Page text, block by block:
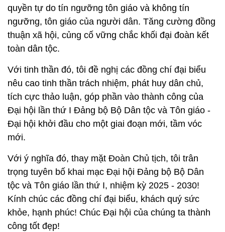
quyền tự do tín ngưỡng tôn giáo và không tín
ngưỡng, tôn giáo của người dân. Tăng cường đồng
thuận xã hội, củng cố vững chắc khối đại đoàn kết
toàn dân tộc.
Với tinh thần đó, tôi đề nghị các đồng chí đại biểu
nêu cao tinh thần trách nhiệm, phát huy dân chủ,
tích cực thảo luận, góp phần vào thành công của
Đại hội lần thứ I Đảng bộ Bộ Dân tộc và Tôn giáo -
Đại hội khởi đầu cho một giai đoạn mới, tầm vóc
mới.
Với ý nghĩa đó, thay mặt Đoàn Chủ tịch, tôi trân
trọng tuyên bố khai mạc Đại hội Đảng bộ Bộ Dân
tộc và Tôn giáo lần thứ I, nhiệm kỳ 2025 - 2030!
Kính chúc các đồng chí đại biểu, khách quý sức
khỏe, hạnh phúc! Chúc Đại hội của chúng ta thành
công tốt đẹp!